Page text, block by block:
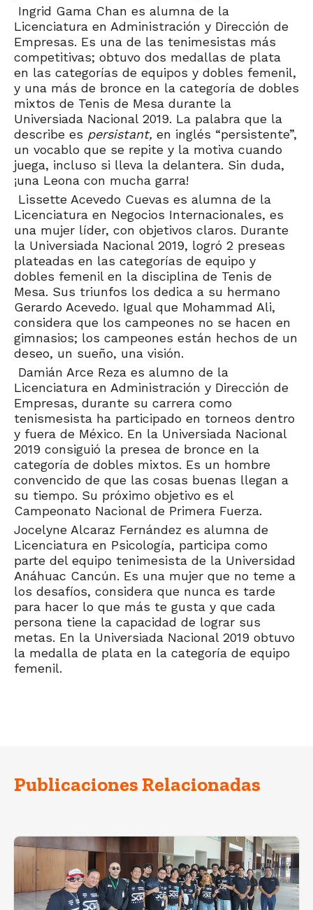
Ingrid Gama Chan es alumna de la
Licenciatura en Administración y Dirección de
Empresas. Es una de las tenimesistas más
competitivas; obtuvo dos medallas de plata
en las categorías de equipos y dobles femenil,
y una más de bronce en la categoría de dobles
mixtos de Tenis de Mesa durante la
Universiada Nacional 2019. La palabra que la
describe es persistant, en inglés “persistente”,
un vocablo que se repite y la motiva cuando
juega, incluso si lleva la delantera. Sin duda,
¡una Leona con mucha garra!
Lissette Acevedo Cuevas es alumna de la
Licenciatura en Negocios Internacionales, es
una mujer líder, con objetivos claros. Durante
la Universiada Nacional 2019, logró 2 preseas
plateadas en las categorías de equipo y
dobles femenil en la disciplina de Tenis de
Mesa. Sus triunfos los dedica a su hermano
Gerardo Acevedo. Igual que Mohammad Ali,
considera que los campeones no se hacen en
gimnasios; los campeones están hechos de un
deseo, un sueño, una visión.
Damián Arce Reza es alumno de la
Licenciatura en Administración y Dirección de
Empresas, durante su carrera como
tenismesista ha participado en torneos dentro
y fuera de México. En la Universiada Nacional
2019 consiguió la presea de bronce en la
categoría de dobles mixtos. Es un hombre
convencido de que las cosas buenas llegan a
su tiempo. Su próximo objetivo es el
Campeonato Nacional de Primera Fuerza.
Jocelyne Alcaraz Fernández es alumna de
Licenciatura en Psicología, participa como
parte del equipo tenimesista de la Universidad
Anáhuac Cancún. Es una mujer que no teme a
los desafíos, considera que nunca es tarde
para hacer lo que más te gusta y que cada
persona tiene la capacidad de lograr sus
metas. En la Universiada Nacional 2019 obtuvo
la medalla de plata en la categoría de equipo
femenil.
Publicaciones Relacionadas